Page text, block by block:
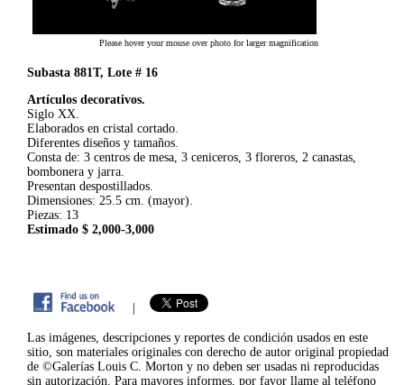
Please hover your mouse over photo for larger magnification
Subasta 881T, Lote # 16
Artículos decorativos.
Siglo XX.
Elaborados en cristal cortado.
Diferentes diseños y tamaños.
Consta de: 3 centros de mesa, 3 ceniceros, 3 floreros, 2 canastas,
bombonera y jarra.
Presentan despostillados.
Dimensiones: 25.5 cm. (mayor).
Piezas: 13
Estimado $ 2,000-3,000
|
Las imágenes, descripciones y reportes de condición usados en este
sitio, son materiales originales con derecho de autor original propiedad
de ©Galerías Louis C. Morton y no deben ser usadas ni reproducidas
sin autorización. Para mayores informes, por favor llame al teléfono